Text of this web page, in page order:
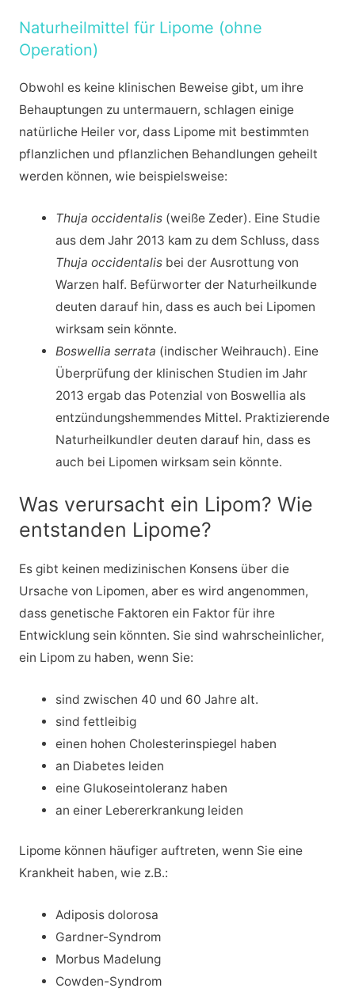
Naturheilmittel für Lipome (ohne
Operation)
Obwohl es keine klinischen Beweise gibt, um ihre
Behauptungen zu untermauern, schlagen einige
natürliche Heiler vor, dass Lipome mit bestimmten
pflanzlichen und pflanzlichen Behandlungen geheilt
werden können, wie beispielsweise:
Thuja occidentalis (weiße Zeder). Eine Studie
aus dem Jahr 2013 kam zu dem Schluss, dass
Thuja occidentalis bei der Ausrottung von
Warzen half. Befürworter der Naturheilkunde
deuten darauf hin, dass es auch bei Lipomen
wirksam sein könnte.
Boswellia serrata (indischer Weihrauch). Eine
Überprüfung der klinischen Studien im Jahr
2013 ergab das Potenzial von Boswellia als
entzündungshemmendes Mittel. Praktizierende
Naturheilkundler deuten darauf hin, dass es
auch bei Lipomen wirksam sein könnte.
Was verursacht ein Lipom? Wie
entstanden Lipome?
Es gibt keinen medizinischen Konsens über die
Ursache von Lipomen, aber es wird angenommen,
dass genetische Faktoren ein Faktor für ihre
Entwicklung sein könnten. Sie sind wahrscheinlicher,
ein Lipom zu haben, wenn Sie:
sind zwischen 40 und 60 Jahre alt.
sind fettleibig
einen hohen Cholesterinspiegel haben
an Diabetes leiden
eine Glukoseintoleranz haben
an einer Lebererkrankung leiden
Lipome können häufiger auftreten, wenn Sie eine
Krankheit haben, wie z.B.:
Adiposis dolorosa
Gardner-Syndrom
Morbus Madelung
Cowden-Syndrom